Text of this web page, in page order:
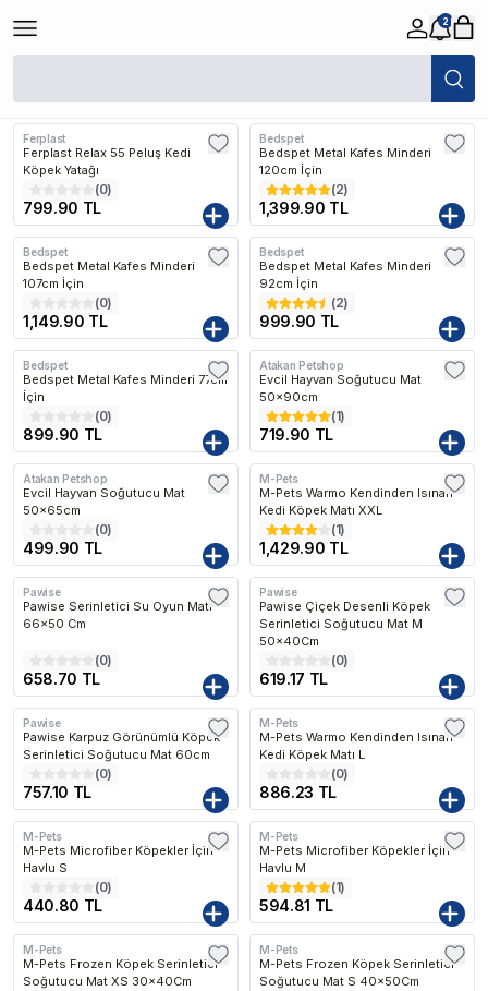
2
/
Ferplast
Ferplast Relax 55 Peluş Kedi
Köpek Yatağı
(0)
799.90 TL
Bedspet
Bedspet Metal Kafes Minderi
120cm İçin
(2)
1,399.90 TL
Bedspet
Bedspet Metal Kafes Minderi
107cm İçin
(0)
1,149.90 TL
Bedspet
Bedspet Metal Kafes Minderi
92cm İçin
(2)
999.90 TL
Bedspet
Bedspet Metal Kafes Minderi 77cm
İçin
(0)
899.90 TL
Atakan Petshop
Evcil Hayvan Soğutucu Mat
50x90cm
(1)
719.90 TL
Atakan Petshop
Evcil Hayvan Soğutucu Mat
50x65cm
(0)
499.90 TL
Kargo Bedava
M-Pets
M-Pets Warmo Kendinden Isınan
Kedi Köpek Matı XXL
(1)
1,429.90 TL
Pawise
Pawise Serinletici Su Oyun Matı
66x50 Cm
(0)
658.70 TL
Pawise
Pawise Çiçek Desenli Köpek
Serinletici Soğutucu Mat M
50x40Cm
(0)
619.17 TL
Pawise
Pawise Karpuz Görünümlü Köpek
Serinletici Soğutucu Mat 60cm
(0)
757.10 TL
M-Pets
M-Pets Warmo Kendinden Isınan
Kedi Köpek Matı L
(0)
886.23 TL
M-Pets
M-Pets Microfiber Köpekler İçin
Havlu S
(0)
440.80 TL
M-Pets
M-Pets Microfiber Köpekler İçin
Havlu M
(1)
594.81 TL
M-Pets
M-Pets Frozen Köpek Serinletici
Soğutucu Mat XS 30x40Cm
Kargo Bedava
M-Pets
M-Pets Frozen Köpek Serinletici
Soğutucu Mat S 40x50Cm